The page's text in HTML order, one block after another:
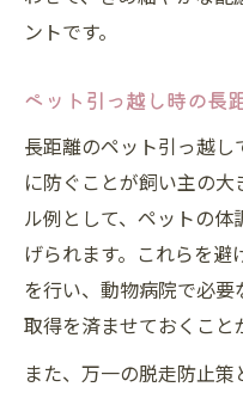
ントです。
ペット引っ越し時の長
長距離のペット引っ越
に防ぐことが飼い主の
ル例として、ペットの
げられます。これらを避
を行い、動物病院で必
取得を済ませておくこと
また、万一の脱走防止